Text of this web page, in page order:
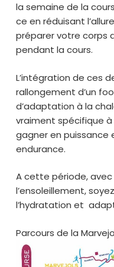
la semaine de la
ce en réduisant
préparer votre corps
pendant la cours.
L’intégration de ces
rallongement d’un
d’adaptation à la
vraiment spécifique
gagner en
endurance.
A cette période,
l’ensoleillement,
l’hydratation et
Parcours de la